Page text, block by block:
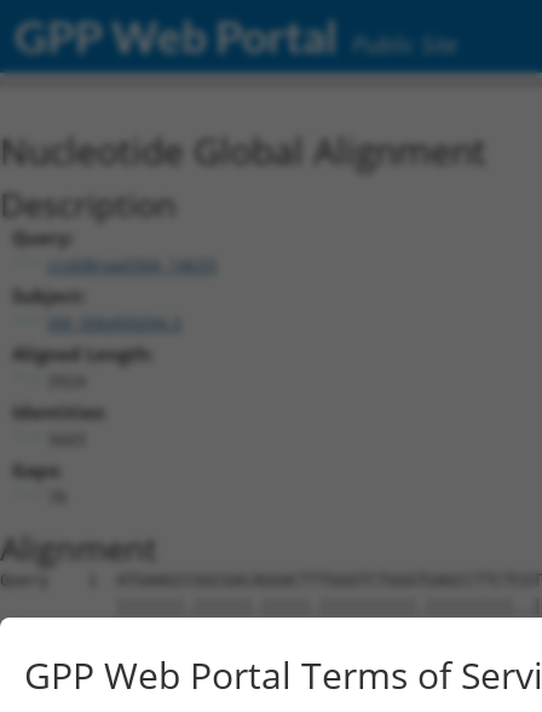
GPP Web Portal Public Site
Nucleotide Global Alignment
Description
Query:
ccsbBroad304_14633
Subject:
Aligned Length:
Identities:
Gaps:
Alignment
Query    1  ATGAAGCCGGCGACAGGACTTTGGGTCTGGGTGAGCCTTCTCGTGGCGGCGGGGACCGTCCAGCCCAGCGATTC  74
            |||||||.||||||.|||||.||||||||||.|||||||||..||||.||||||||||||||||||||||.|||
Sbjct    1  ATGAAGCTGGCGACGGGACTCTGGGTCTGGGGGAGCCTTCTGATGGCAGCGGGGACCGTCCAGCCCAGCGCTTC  74

Query   75  TCAGTCAGTGTGTGCAGGAACGGAGAATAAACTGAGCTCTCTCTCTGACCTGGAACAGCAGTACCGAGCCTTGC  148
            ||||||||||||.||||||||.|||||.||||||||||||||||||||||||||||||||||||||||||||||
Sbjct   75  TCAGTCAGTGTGCGCAGGAACAGAGAACAAACTGAGCTCTCTCTCTGACCTGGAACAGCAGTACCGAGCCTTGC  148

Query  149  GCAAGTACTATGAAAACTGTGAGGTTGTCATGGGCAACCTGGAGATAACCAGCATTGAGCACAACCGGGACCTC  222
            ||||.||||||||||||||.|||||.||||||||||||||||||||.||||||||.||||||||||||||||||
Sbjct  149  GCAAATACTATGAAAACTGCGAGGTAGTCATGGGCAACCTGGAGATCACCAGCATCGAGCACAACCGGGACCTC  222

Query  223  TCCTTCCTGCGGTCTGTTCGAGAAGTCACAGGCTACGTGTTAGTGGCTCTTAATCAGTTTCGTTACCTGCCTCT  296
            |||||||||||||||.|.||||||||||||||||||||..|.|||||.||.||.||||||||||||.|||||||
Sbjct  223  TCCTTCCTGCGGTCTATCCGAGAAGTCACAGGCTACGTCCTGGTGGCCCTCAACCAGTTTCGTTACTTGCCTCT  296

Query  297  GGAGAATTTACGCATTATTCGTGGGACAAAACTTTATGAGGATCGATATGCCTTGGCAATATTTTTAAACTACA  370
            |||||||||||||||||||||||||||||||||.|||||.|||||.||||||||.||.|||||.||||||||||
Sbjct  297  GGAGAATTTACGCATTATTCGTGGGACAAAACTATATGAAGATCGCTATGCCTTAGCGATATTCTTAAACTACA  370

Query  371  GAAAAGATGGAAACTTTGGACTTCAAGAACTTGGATTAAAGAACTTGACAGAAATCCTAAATGGTGGAGTCTAT  444
            |.||||||||.|||||||||||.|||||||||||||||||||||.||||.|||||.||||||||||||||||||
Sbjct  371  GGAAAGATGGCAACTTTGGACTCCAAGAACTTGGATTAAAGAACCTGACCGAAATACTAAATGGTGGAGTCTAT  444

Query  445  GTAGACCAGAACAAATTCCTTTGTTATGCAGACACCATTCATTGGCAAGATATTGTTCGGAACCCATGGCCTTC  518
            ||||||||||||||||||||.||||||||.|||||.||.||.||||||||||||||||||||.|||||||||||
Sbjct  445  GTAGACCAGAACAAATTCCTATGTTATGCTGACACTATACACTGGCAAGATATTGTTCGGAATCCATGGCCTTC  518

Query  519  CAACTTGACTCTTGTGTCAACAAATGGTAGTTCAGGATGTGGACGTTGCCATAAGTCCTGTACTGGCCGTTGCT  592
            ||||.|||||||.||||||||||||||.|||||.|||||||||.|.|||||||||||.||.||||||||.||||
Sbjct  519  CAACATGACTCTGGTGTCAACAAATGGAAGTTCTGGATGTGGAAGATGCCATAAGTCTTGCACTGGCCGATGCT  592

Query  593  GGGGACCCACAGAAAATCATTGCCAGACTTTGACAAGGACGGTGTGTGCAGAACAATGTGACGGCAGATGCTAC  666
            |||||||||||||||||||.||||||||.|||||.||.||.||||||||.|||||||||||.|||||.|||||.
Sbjct  593  GGGGACCCACAGAAAATCACTGCCAGACCTTGACCAGAACTGTGTGTGCTGAACAATGTGATGGCAGGTGCTAT  666

Query  667  GGACCTTACGTCAGTGACTGCTGCCATCGAGAATGTGCTGGAGGCTGCTCAGGACCTAAGGACACAGACTGCTT  740
            |||||.|||||.||||||||||||||||||||||||||||||||||||||||||||.||||||||.||||||||
Sbjct  667  GGACCCTACGTTAGTGACTGCTGCCATCGAGAATGTGCTGGAGGCTGCTCAGGACCAAAGGACACTGACTGCTT  740

Query  741  TGCCTGCATGAATTTCAATGACAGTGGAGCATGTGTTACTCAGTGTCCCCAAACCTTTGTCTACAATCCAACCA  814
            ||||||||||||.|||||||||||||||||.||.||||||||.|||||||||||.|||||||||||||||||||
Sbjct  741  TGCCTGCATGAACTTCAATGACAGTGGAGCCTGCGTTACTCAATGTCCCCAAACATTTGTCTACAATCCAACCA  814

Query  815  CCTTTCAACTGGAGCACAATTTCAATGCAAAGTACACATATGGAGCATTCTGTGTCAAGAAATGTCCACATAAC  888
            |||||||||||||.|||||.|||||||||||||||||.|||||||||||||||||.||||||||||||||||||
Sbjct  815  CCTTTCAACTGGAACACAACTTCAATGCAAAGTACACGTATGGAGCATTCTGTGTTAAGAAATGTCCACATAAC  888

Query  889  TTTGTGGTAGATTCCAGTTCTTGTGTGCGTGCCTGCCCTAGTTCCAAGATGGAAGTAGAAGAAAATGGGATTAA  962
            ||.|||||||||||||||||||||||.||.||||||||||||||.|||||||||||||||||||||||||||||
Sbjct  889  TTCGTGGTAGATTCCAGTTCTTGTGTACGAGCCTGCCCTAGTTCTAAGATGGAAGTAGAAGAAAATGGGATTAA  962

Query  963  AATGTGTAAACCTTGCACTGACATTTGCCCAAAAGCTTGTGATGGCATTGGCACAGGATCATTGATGTCAGCTC  1036
            |||||||||.||||||||.||.||||||||.|||||.||||||||.||.|||||.||||||.|||||||.||||
Sbjct  963  AATGTGTAAGCCTTGCACCGATATTTGCCCCAAAGCATGTGATGGAATCGGCACGGGATCACTGATGTCTGCTC  1036

Query 1037  AGACTGTGGATTCCAGTAACATTGACAAATTCATAAACTGTACCAAGATCAATGGGAATTTGATCTTTCTAGTC  1110
            |||||||||||||.||||||||||||||||||||||||||.||.|||||||||||.|||.|.||||||||.|||
Sbjct 1037  AGACTGTGGATTCAAGTAACATTGACAAATTCATAAACTGCACAAAGATCAATGGCAATCTCATCTTTCTTGTC  1110

Query 1111  ACTGGTATTCATGGGGACCCTTACAATGCAATTGAAGCCATAGACCCAGAGAAACTGAACGTCTTTCGGACAGT  1184
            |||||.||||||||.||||||||||||||.|||||.||||||||.||||||||||||||.|||||||||||.||
Sbjct 1111  ACTGGCATTCATGGAGACCCTTACAATGCTATTGACGCCATAGATCCAGAGAAACTGAATGTCTTTCGGACTGT  1184

Query 1185  CAGAGAGATAACAGGTTTCCTGAACATACAGTCATGGCCACCAAACATGACTGACTTCAGTGTTTTTTCTAACC  1258
            ||||||.||||||||||||||||||||||||||.|||||.|||||.|||||.||.|||||||||||.||.||||
Sbjct 1185  CAGAGAAATAACAGGTTTCCTGAACATACAGTCTTGGCCCCCAAATATGACAGATTTCAGTGTTTTCTCCAACC  1258

Query 1259  TGGTGACCATTGGTGGAAGAGTACTCTATAGTGGCCTGTCCTTGCTTATCCTCAAGCAACAGGGCATCACCTCT  1332
            |.||.||.|||||.||||||||.|||||.|||||.||.||.|||||.||||||||.|||||.||.|||||.||.
Sbjct 1259  TCGTCACAATTGGAGGAAGAGTCCTCTACAGTGGTCTCTCATTGCTGATCCTCAAACAACAAGGTATCACTTCC  1332

Query 1333  CTACAGTTCCAGTCCCTGAAGGAAATCAGCGCAGGAAACATCTATATTACTGACAACAGCAACCTGTGTTATTA  1406
            ||||||||||||||.||||||||||||||.||.||.||.|||||.||.||||||||||||||||||||||||||
Sbjct 1333  CTACAGTTCCAGTCTCTGAAGGAAATCAGTGCGGGCAATATCTACATCACTGACAACAGCAACCTGTGTTATTA  1406

Query 1407  TCATACCATTAACTGGACAACACTCTTCAGCACAATCAACCAGAGAATAGTAATCCGGGACAACAGAAAAGCTG  1480
            .||||||||||||||||||||||||||||||||.||.||||||||||||||.|||||.||.|||||||.|||||
Sbjct 1407  CCATACCATTAACTGGACAACACTCTTCAGCACCATTAACCAGAGAATAGTGATCCGAGATAACAGAAGAGCTG  1480

Query 1481  AAAATTGTACTGCTGAAGGAATGGTGTGCAACCATCTGTGTTCCAGTGATGGCTGTTGGGGACCTGGGCCAGAC  1554
            |.|||||||||||||||||.|||||.||||||||.||||||||.|.||||||.|||||||||||||||||.|||
Sbjct 1481  AGAATTGTACTGCTGAAGGCATGGTATGCAACCACCTGTGTTCAAATGATGGTTGTTGGGGACCTGGGCCGGAC  1554

Query 1555  CAATGTCTGTCGTGTCGCCGCTTCAGTAGAGGAAGGATCTGCATAGAGTCTTGTAACCTCTATGATGGTGAATT  1628
            ||.||.|||||.|||||.||||||||.||.||||.||||||||||||||||||.|||||.||||||||.|||||
Sbjct 1555  CAGTGCCTGTCATGTCGGCGCTTCAGCAGGGGAAAGATCTGCATAGAGTCTTGCAACCTTTATGATGGGGAATT  1628

Query 1629
GPP Web Portal Terms of